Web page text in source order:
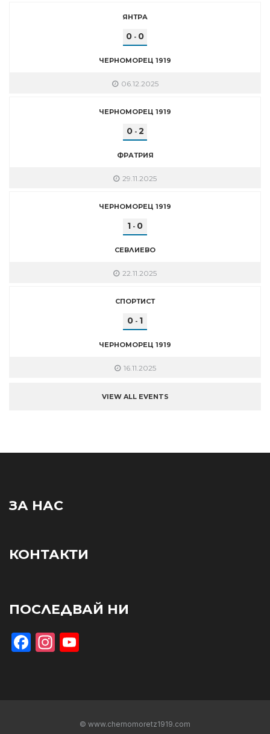
ЯНТРА
0 - 0
ЧЕРНОМОРЕЦ 1919
06.12.2025
ЧЕРНОМОРЕЦ 1919
0- 2
ФРАТРИЯ
29.11.2025
ЧЕРНОМОРЕЦ 1919
1 - 0
СЕВЛИЕВО
22.11.2025
СПОРТИСТ
0 - 1
ЧЕРНОМОРЕЦ 1919
16.11.2025
VIEW ALL EVENTS
ЗА НАС
КОНТАКТИ
ПОСЛЕДВАЙ НИ
Facebook
Instagram
© www.chernomoretz1919.com